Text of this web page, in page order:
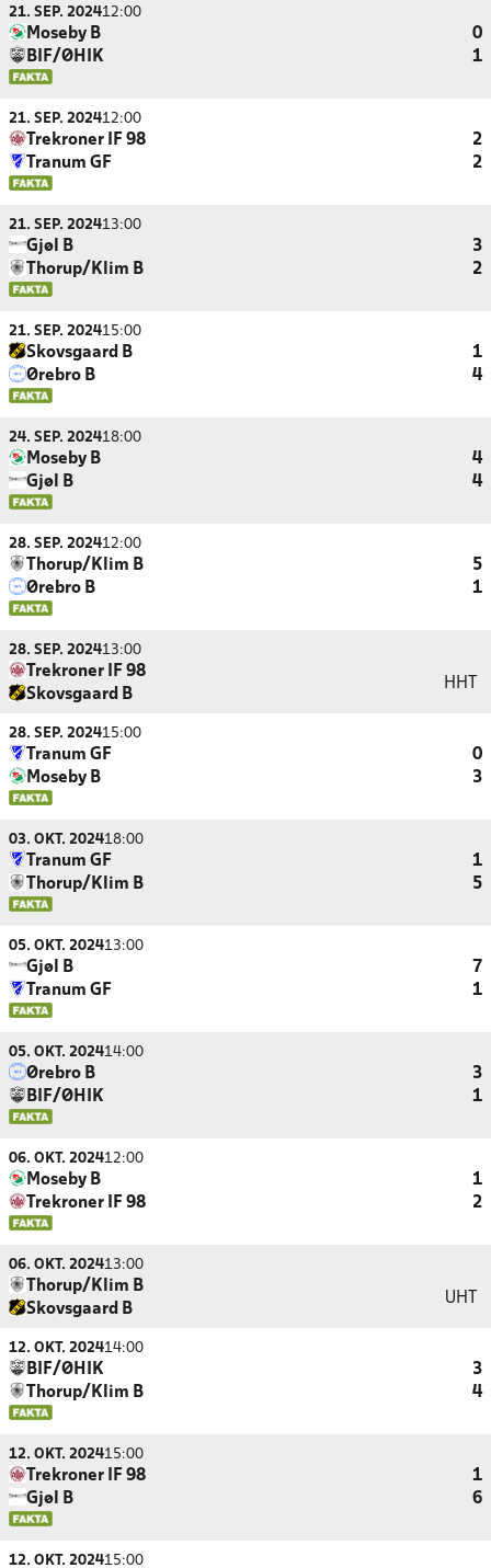
21. SEP. 202412:00
Moseby B
0
BIF/ØHIK
1
21. SEP. 202412:00
Trekroner IF 98
2
Tranum GF
2
21. SEP. 202413:00
Gjøl B
3
Thorup/Klim B
2
21. SEP. 202415:00
Skovsgaard B
1
Ørebro B
4
24. SEP. 202418:00
Moseby B
4
Gjøl B
4
28. SEP. 202412:00
Thorup/Klim B
5
Ørebro B
1
28. SEP. 202413:00
Trekroner IF 98
Skovsgaard B
HHT
28. SEP. 202415:00
Tranum GF
0
Moseby B
3
03. OKT. 202418:00
Tranum GF
1
Thorup/Klim B
5
05. OKT. 202413:00
Gjøl B
7
Tranum GF
1
05. OKT. 202414:00
Ørebro B
3
BIF/ØHIK
1
06. OKT. 202412:00
Moseby B
1
Trekroner IF 98
2
06. OKT. 202413:00
Thorup/Klim B
Skovsgaard B
UHT
12. OKT. 202414:00
BIF/ØHIK
3
Thorup/Klim B
4
12. OKT. 202415:00
Trekroner IF 98
1
Gjøl B
6
12. OKT. 202415:00